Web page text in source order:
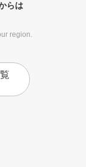
らは
region.